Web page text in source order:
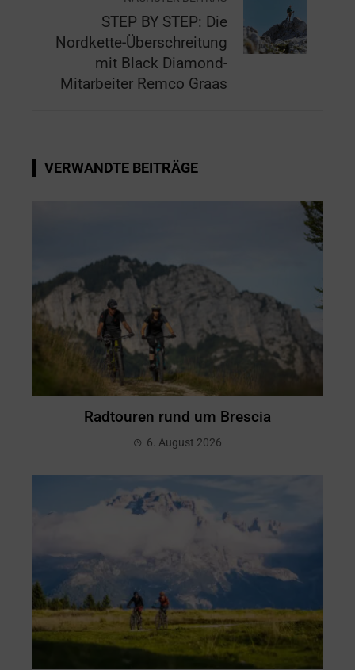
STEP BY STEP: Die
Nordkette-Überschreitung
mit Black Diamond-
Mitarbeiter Remco Graas
VERWANDTE BEITRÄGE
Radtouren rund um Brescia
6. August 2026